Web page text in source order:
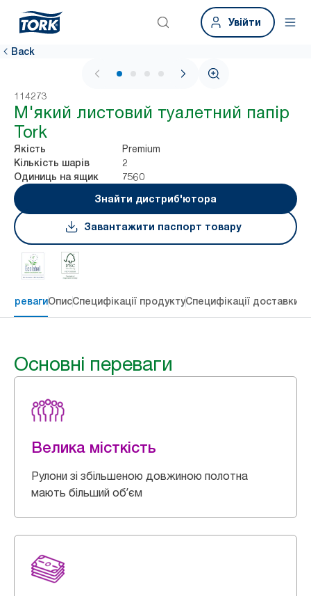
Увійти
Back
1 / 4
114273
М'який листовий туалетний папір
Tork
Якість Premium
Кількість шарів 2
Одиниць на ящик
7560
Знайти дистриб'ютора
Завантажити паспорт товару
перевагиОписСпецифікації продуктуСпецифікації доставки
Основні переваги
Велика місткість
Рулони зі збільшеною довжиною полотна
мають більший обʼєм